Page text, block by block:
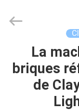
LA
MAISON
Industrial
La
briques
de